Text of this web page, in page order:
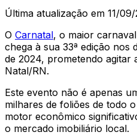
Última atualização em 11/
O Carnatal, o maior
chega à sua 33ª edição nos
de 2024, prometendo agitar
Natal/RN.
Este evento não é apenas
milhares de foliões de todo
motor econômico
o mercado imobiliário local.